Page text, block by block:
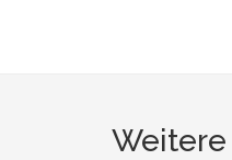
Weitere